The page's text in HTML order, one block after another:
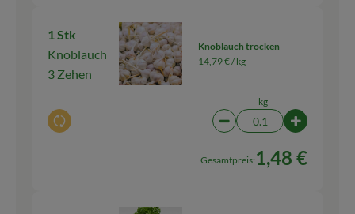
1 Stk
Knoblauch
3 Zehen
Auswahl ändern
Knoblauch trocken
14,79 € /kg
kg
Artikelanzahl
Gesamtpreis: 1,48 €